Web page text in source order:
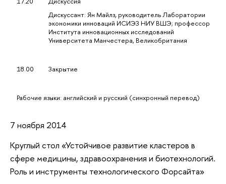
Дискуссант: Ян Майлз, руководитель Лаборатории
экономики инноваций ИСИЭЗ НИУ ВШЭ; профессор
Института инновационных исследований
Университета Манчестера, Великобритания
18.00 Закрытие
Рабочие языки: английский и русский (синхронный перевод)
7 ноября 2014
Круглый стол «Устойчивое развитие кластеров в
сфере медицины, здравоохранения и биотехнологий.
Роль и инструменты технологического Форсайта»